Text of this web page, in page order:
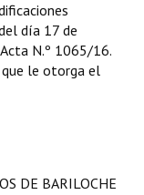
día 17 de
N.º 1065/16.
que le otorga el
DE BARILOCHE